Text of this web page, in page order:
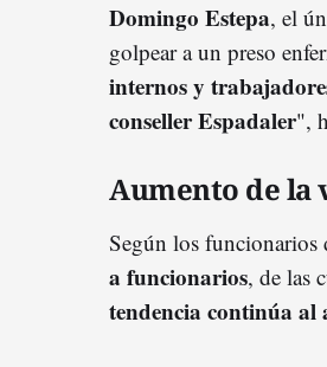
Domingo Estepa, el
golpear a un preso
internos y
conseller Espadaler",
Aumento de la
Según los funcionarios
a funcionarios, de las
tendencia continúa al